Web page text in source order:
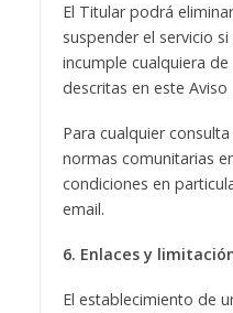
El Titular podrá
suspender el servicio
incumple cualquiera
descritas en este Aviso
Para cualquier
normas comunitarias
condiciones en
email.
6. Enlaces y
El establecimiento de